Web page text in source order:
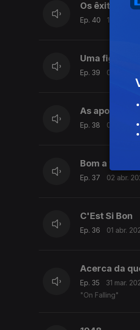
Os êxitos
Ep. 40 16 abr.
Uma figura
Ep. 39 04 abr.
As apostas
Ep. 38 03 abr.
Bom a valer
Ep. 37 02 abr.
C'Est Si Bon
Ep. 36 01 abr.
Acerca da
Ep. 35
31 mar.
"On Falling"